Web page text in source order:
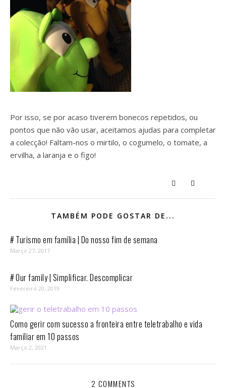
Por isso, se por acaso tiverem bonecos repetidos, ou
pontos que não vão usar, aceitamos ajudas para completar
a colecção! Faltam-nos o mirtilo, o cogumelo, o tomate, a
ervilha, a laranja e o figo!
TAMBÉM PODE GOSTAR DE...
# Turismo em família | Do nosso fim de semana
Março 27, 2017
# Our family | Simplificar. Descomplicar
Fevereiro 20, 2019
Como gerir com sucesso a fronteira entre teletrabalho e vida
familiar em 10 passos⁣
Março 2, 2021
2 COMMENTS